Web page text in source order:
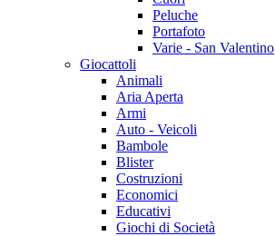
Peluche
Portafoto
Varie - San Valentino
Giocattoli
Animali
Aria Aperta
Armi
Auto - Veicoli
Bambole
Blister
Costruzioni
Economici
Educativi
Giochi di Società